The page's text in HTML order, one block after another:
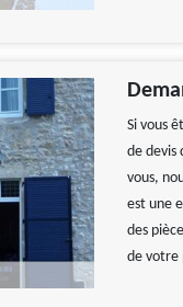
Si vous
de devis
vous,
est une
des
de votre